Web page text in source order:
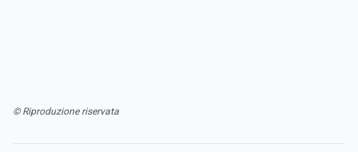
© Riproduzione riservata